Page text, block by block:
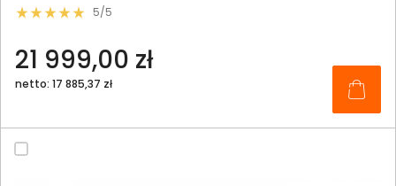
5/5
21 999,00 zł
netto: 17 885,37 zł